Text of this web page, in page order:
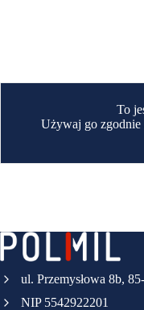
To
Używaj go zgodnie
ul. Przemysłowa 8b,
NIP 5542922201